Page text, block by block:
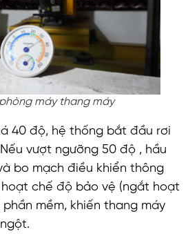
máy thang máy
40 độ, hệ thống bắt đầu rơi
vượt ngưỡng 50 độ , hầu
bo mạch điều khiển thông
chế độ bảo vệ (ngắt hoạt
mềm, khiến thang máy